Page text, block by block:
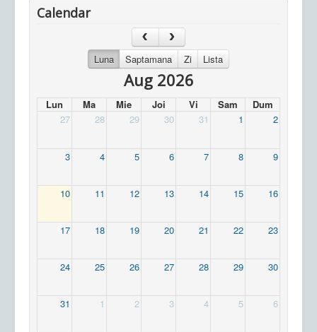
Calendar
Luna Saptamana Zi Lista
Aug 2026
Lun Ma Mie Joi Vi Sam
Dum
27
28 29 30 31 1 2
3 4 5 6 7 8 9
10 11 12 13 14 15 16
17 18 19 20 21 22 23
24 25 26 27 28 29 30
31 1 2 3 4 5 6